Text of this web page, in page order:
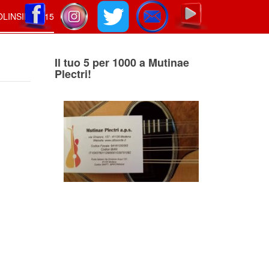
15
Il tuo 5 per 1000 a Mutinae
Plectri!